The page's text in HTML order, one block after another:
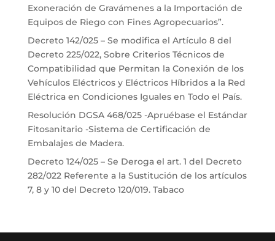
Exoneración de Gravámenes a la Importación de
Equipos de Riego con Fines Agropecuarios”.
Decreto 142/025 – Se modifica el Artículo 8 del
Decreto 225/022, Sobre Criterios Técnicos de
Compatibilidad que Permitan la Conexión de los
Vehículos Eléctricos y Eléctricos Híbridos a la Red
Eléctrica en Condiciones Iguales en Todo el País.
Resolución DGSA 468/025 -Apruébase el Estándar
Fitosanitario -Sistema de Certificación de
Embalajes de Madera.
Decreto 124/025 – Se Deroga el art. 1 del Decreto
282/022 Referente a la Sustitución de los artículos
7, 8 y 10 del Decreto 120/019. Tabaco